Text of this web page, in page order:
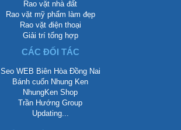
Rao vặt nhà đất
Rao vặt mỹ phẩm làm đẹp
Rao vặt điện thoại
Giải trí tổng hợp
CÁC ĐỐI TÁC
Seo WEB Biên Hòa Đồng Nai
Bánh cuốn Nhung Ken
NhungKen Shop
Trần Hướng Group
Updating...